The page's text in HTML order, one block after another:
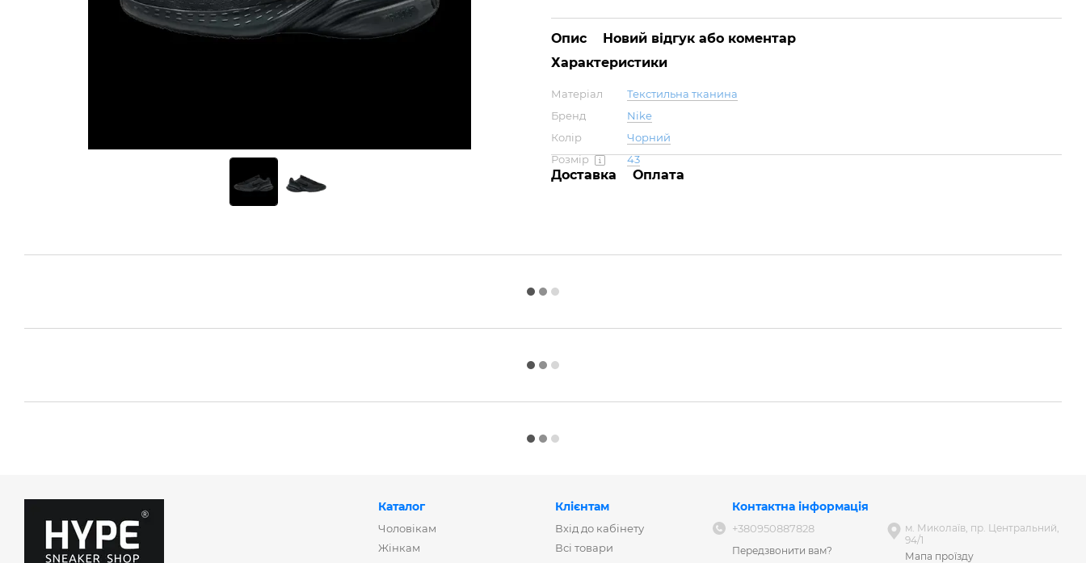
Опис
Новий відгук або коментар
Характеристики
Матеріал
Текстильна тканина
Бренд
Nike
Колір
Чорний
Розмір
43
Доставка Оплата
Каталог
Чоловікам
Жінкам
Клієнтам
Вхід до кабінету
Всі товари
Контактна інформація
+380950887828
Передзвонити вам?
м. Миколаїв, пр. Центральний,
94/1
Мапа проїзду